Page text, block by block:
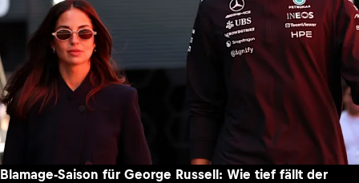
Blamage-Saison für George Russell: Wie tief fällt der